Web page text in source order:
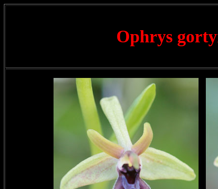
Ophrys